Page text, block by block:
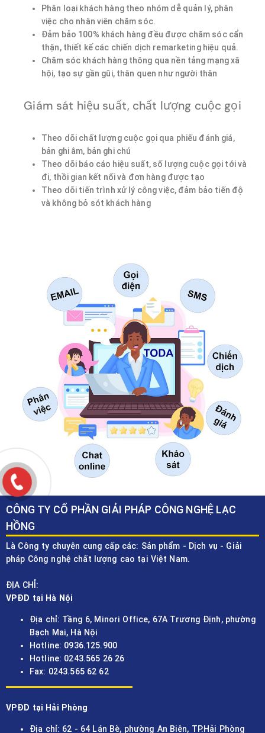
Phân loại khách hàng theo nhóm dễ quản lý, phân
việc cho nhân viên chăm sóc.
Đảm bảo 100% khách hàng đều được chăm sóc cẩn
thận, thiết kế các chiến dịch remarketing hiệu quả.
Chăm sóc khách hàng thông qua nền tảng mạng xã
hội, tạo sự gần gũi, thân quen như người thân
Giám sát hiệu suất, chất lượng cuộc gọi
Theo dõi chất lượng cuộc gọi qua phiếu đánh giá,
bản ghi âm, bản ghi chú
Theo dõi báo cáo hiệu suất, số lượng cuộc gọi tới và
đi, thồi gian kết nối và đơn hàng được tạo
Theo dõi tiến trình xử lý công việc, đảm bảo tiến độ
và không bỏ sót khách hàng
CÔNG TY CỔ PHẦN GIẢI PHÁP CÔNG NGHỆ LẠC
HỒNG
Là Công ty chuyên cung cấp các: Sản phẩm - Dịch vụ - Giải
pháp Công nghệ chất lượng cao tại Việt Nam.
ĐỊA CHỈ:
VPĐD tại Hà Nội
Địa chỉ: Tầng 6, Minori Office, 67A Trương Định, phường
Bạch Mai, Hà Nội
Hotline: 0936.125.900
Hotline: 0243.565 26 26
Fax: 0243.565 62 62
VPĐD tại Hải Phòng
Địa chỉ: 62 - 64 Lán Bè, phường An Biên, TP.Hải Phòng